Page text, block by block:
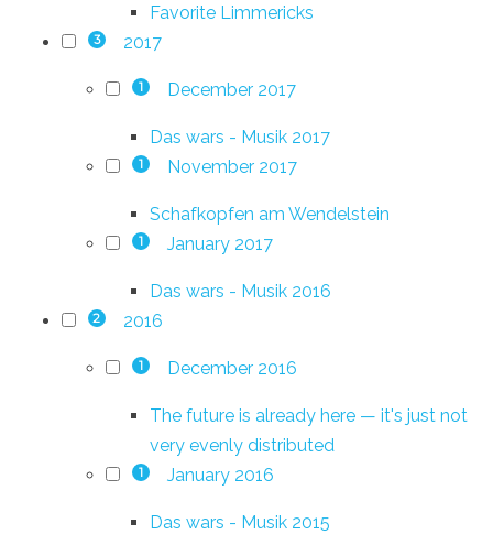
Favorite Limmericks
3 2017
1 December 2017
Das wars - Musik 2017
1 November 2017
Schafkopfen am Wendelstein
1 January 2017
Das wars - Musik 2016
2 2016
1 December 2016
The future is already here — it's just not
very evenly distributed
1 January 2016
Das wars - Musik 2015